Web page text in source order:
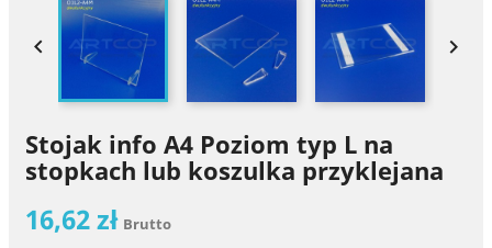
 
Stojak info A4 Poziom typ L na
stopkach lub koszulka przyklejana
16,62 zł Brutto